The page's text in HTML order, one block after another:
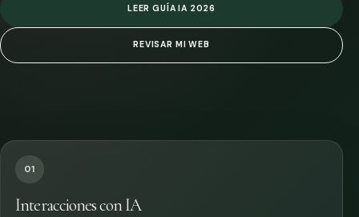
LEER GUÍA IA 2026
REVISAR MI WEB
01
Interacciones con IA